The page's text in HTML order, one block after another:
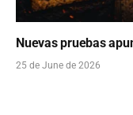
Nuevas pruebas
25 de June de 2026